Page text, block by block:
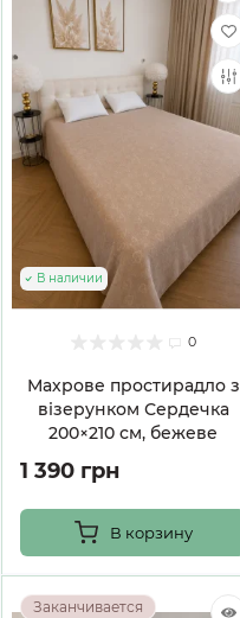
0
Махрове простирадло з
візерунком Сердечка
200×210 см, бежеве
В наличии
1 390 грн
В корзину
Заканчивается